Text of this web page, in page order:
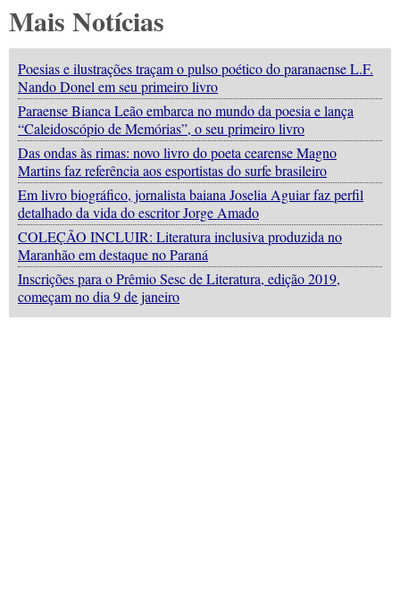
Mais Notícias
Poesias e ilustrações traçam o pulso poético do paranaense L.F.
Nando Donel em seu primeiro livro
Paraense Bianca Leão embarca no mundo da poesia e lança
“Caleidoscópio de Memórias”, o seu primeiro livro
Das ondas às rimas: novo livro do poeta cearense Magno
Martins faz referência aos esportistas do surfe brasileiro
Em livro biográfico, jornalista baiana Joselia Aguiar faz perfil
detalhado da vida do escritor Jorge Amado
COLEÇÃO INCLUIR: Literatura inclusiva produzida no
Maranhão em destaque no Paraná
Inscrições para o Prêmio Sesc de Literatura, edição 2019,
começam no dia 9 de janeiro